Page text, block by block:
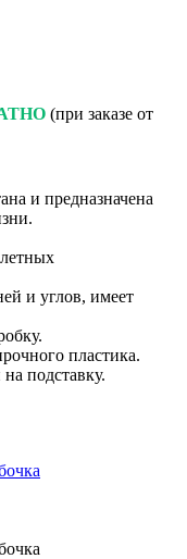
(при заказе от
и предназначена
и углов, имеет
пластика.
подставку.